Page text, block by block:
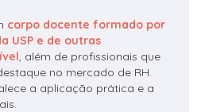
corpo docente formado por
USP e de outras
, além de profissionais que
no mercado de RH.
a aplicação prática e a